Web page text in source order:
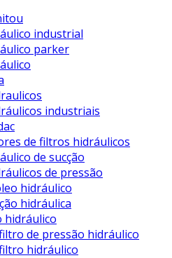
industrial
parker
industriais
de filtros hidráulicos
de sucção
de pressão
hidráulico
hidráulica
hidráulico
de pressão hidráulico
hidráulico